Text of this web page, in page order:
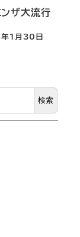
ンザ大流行
1月30日
検索